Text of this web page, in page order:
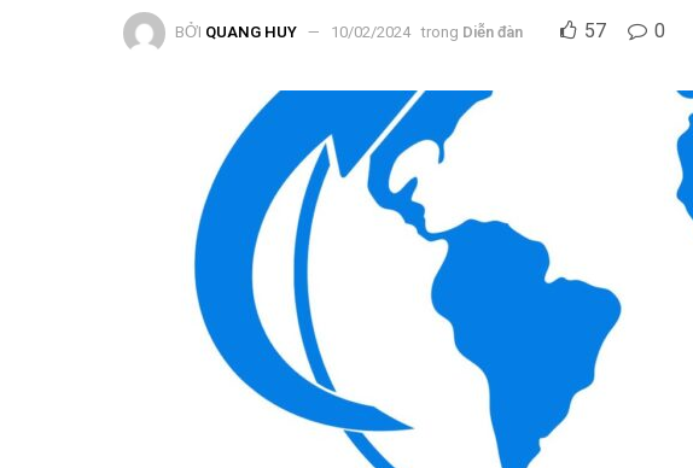
BỞI QUANG HUY 10/02/2024 trong Diễn đàn 57 0